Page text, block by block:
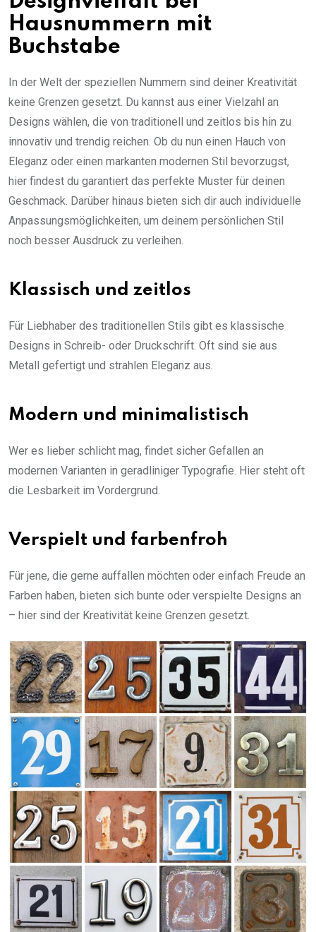
Hausnummern mit
Buchstabe
In der Welt der speziellen Nummern sind deiner Kreativität
keine Grenzen gesetzt. Du kannst aus einer Vielzahl an
Designs wählen, die von traditionell und zeitlos bis hin zu
innovativ und trendig reichen. Ob du nun einen Hauch von
Eleganz oder einen markanten modernen Stil bevorzugst,
hier findest du garantiert das perfekte Muster für deinen
Geschmack. Darüber hinaus bieten sich dir auch individuelle
Anpassungsmöglichkeiten, um deinem persönlichen Stil
noch besser Ausdruck zu verleihen.
Klassisch und zeitlos
Für Liebhaber des traditionellen Stils gibt es klassische
Designs in Schreib- oder Druckschrift. Oft sind sie aus
Metall gefertigt und strahlen Eleganz aus.
Modern und minimalistisch
Wer es lieber schlicht mag, findet sicher Gefallen an
modernen Varianten in geradliniger Typografie. Hier steht oft
die Lesbarkeit im Vordergrund.
Verspielt und farbenfroh
Für jene, die gerne auffallen möchten oder einfach Freude an
Farben haben, bieten sich bunte oder verspielte Designs an
– hier sind der Kreativität keine Grenzen gesetzt.